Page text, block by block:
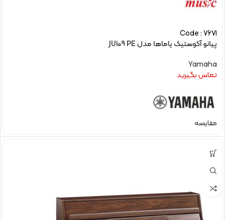
Code : 7671
پیانو آکوستیک یاماها مدل JU109 PE
Yamaha
تماس بگیرید
مقایسه